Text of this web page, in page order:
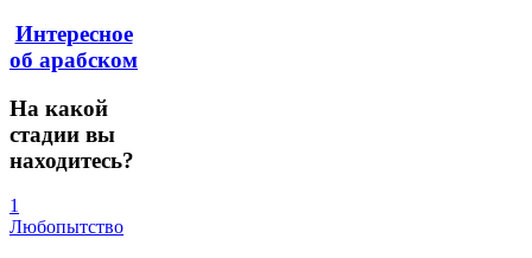
Интересное
об арабском
На какой
стадии вы
находитесь?
1
Любопытство